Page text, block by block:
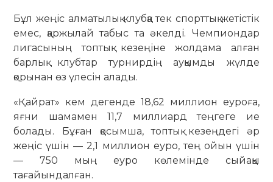
Бұл жеңіс алматылық клубқа тек спорттық жетістік
емес, қаржылай табыс та әкелді. Чемпиондар
лигасының топтық кезеңіне жолдама алған
барлық клубтар турнирдің ауқымды жүлде
қорынан өз үлесін алады.
«Қайрат» кем дегенде 18,62 миллион еуроға,
яғни шамамен 11,7 миллиард теңгеге ие
болады. Бұған қосымша, топтық кезеңдегі әр
жеңіс үшін — 2,1 миллион еуро, тең ойын үшін
— 750 мың еуро көлемінде сыйақы
тағайындалған.